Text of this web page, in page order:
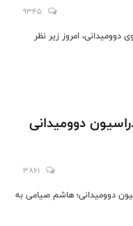
9345
امروز زیر نظر
دوومیدانی
3861
دوومیدانی؛ هاشم صیامی به